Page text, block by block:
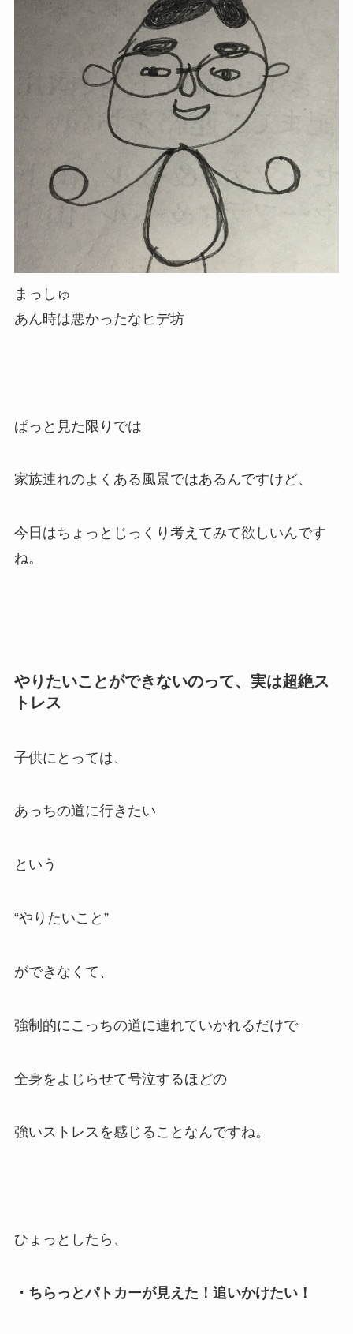
まっしゅ
あん時は悪かったなヒデ坊
ぱっと見た限りでは
家族連れのよくある風景ではあるんですけど、
今日はちょっとじっくり考えてみて欲しいんです
ね。
やりたいことができないのって、実は超絶ス
トレス
子供にとっては、
あっちの道に行きたい
という
“やりたいこと”
ができなくて、
強制的にこっちの道に連れていかれるだけで
全身をよじらせて号泣するほどの
強いストレスを感じることなんですね。
ひょっとしたら、
・ちらっとパトカーが見えた！追いかけたい！